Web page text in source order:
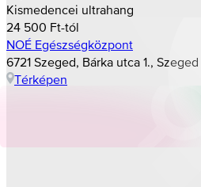
Kismedencei ultrahang
24 500 Ft-tól
NOÉ Egészségközpont
6721 Szeged, Bárka utca 1., Szeged
Térképen